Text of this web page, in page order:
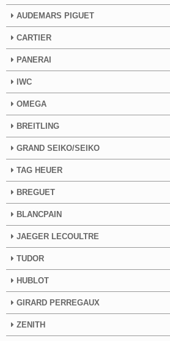
AUDEMARS PIGUET
CARTIER
PANERAI
IWC
OMEGA
BREITLING
GRAND SEIKO/SEIKO
TAG HEUER
BREGUET
BLANCPAIN
JAEGER LECOULTRE
TUDOR
HUBLOT
GIRARD PERREGAUX
ZENITH